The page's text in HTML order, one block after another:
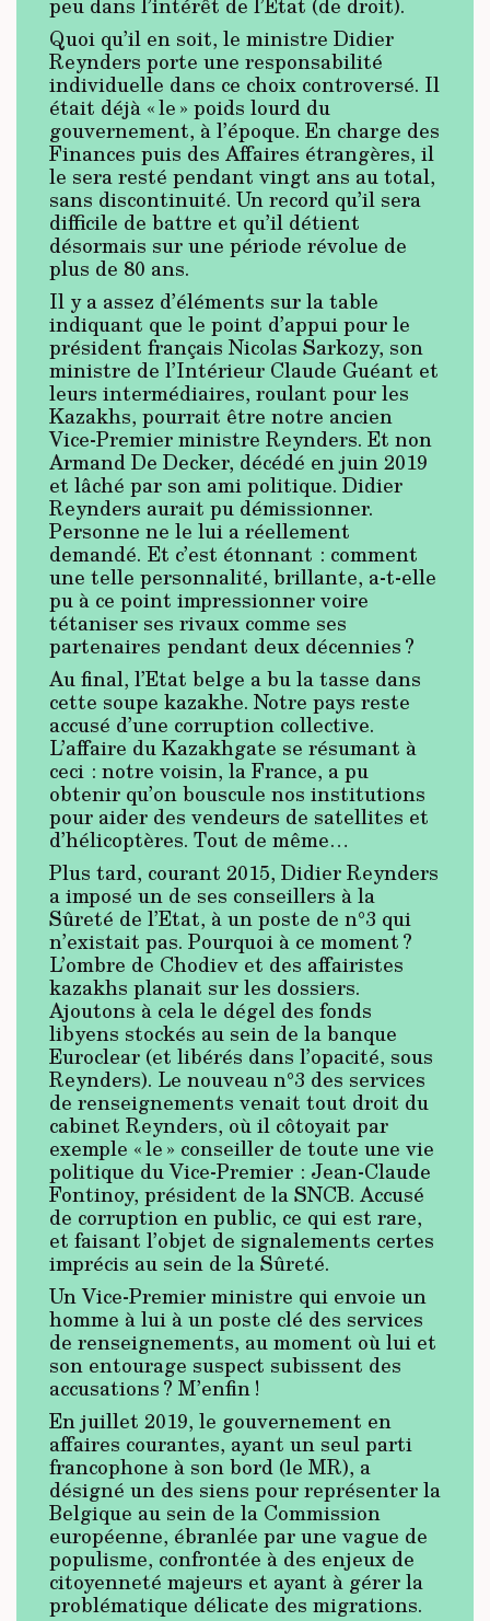
Quoi qu’il en soit, le ministre Didier
Reynders porte une responsabilité
individuelle dans ce choix controversé. Il
était déjà « le » poids lourd du
gouvernement, à l’époque. En charge des
Finances puis des Affaires étrangères, il
le sera resté pendant vingt ans au total,
sans discontinuité. Un record qu’il sera
difficile de battre et qu’il détient
désormais sur une période révolue de
plus de 80 ans.
Il y a assez d’éléments sur la table
indiquant que le point d’appui pour le
président français Nicolas Sarkozy, son
ministre de l’Intérieur Claude Guéant et
leurs intermédiaires, roulant pour les
Kazakhs, pourrait être notre ancien
Vice-Premier ministre Reynders. Et non
Armand De Decker, décédé en juin 2019
et lâché par son ami politique. Didier
Reynders aurait pu démissionner.
Personne ne le lui a réellement
demandé. Et c’est étonnant : comment
une telle personnalité, brillante, a-t-elle
pu à ce point impressionner voire
tétaniser ses rivaux comme ses
partenaires pendant deux décennies ?
Au final, l’Etat belge a bu la tasse dans
cette soupe kazakhe. Notre pays reste
accusé d’une corruption collective.
L’affaire du Kazakhgate se résumant à
ceci : notre voisin, la France, a pu
obtenir qu’on bouscule nos institutions
pour aider des vendeurs de satellites et
d’hélicoptères. Tout de même…
Plus tard, courant 2015, Didier Reynders
a imposé un de ses conseillers à la
Sûreté de l’Etat, à un poste de n°3 qui
n’existait pas. Pourquoi à ce moment ?
L’ombre de Chodiev et des affairistes
kazakhs planait sur les dossiers.
Ajoutons à cela le dégel des fonds
libyens stockés au sein de la banque
Euroclear (et libérés dans l’opacité, sous
Reynders). Le nouveau n°3 des services
de renseignements venait tout droit du
cabinet Reynders, où il côtoyait par
exemple « le » conseiller de toute une vie
politique du Vice-Premier : Jean-Claude
Fontinoy, président de la SNCB. Accusé
de corruption en public, ce qui est rare,
et faisant l’objet de signalements certes
imprécis au sein de la Sûreté.
Un Vice-Premier ministre qui envoie un
homme à lui à un poste clé des services
de renseignements, au moment où lui et
son entourage suspect subissent des
accusations ? M’enfin !
En juillet 2019, le gouvernement en
affaires courantes, ayant un seul parti
francophone à son bord (le MR), a
désigné un des siens pour représenter la
Belgique au sein de la Commission
européenne, ébranlée par une vague de
populisme, confrontée à des enjeux de
citoyenneté majeurs et ayant à gérer la
problématique délicate des migrations.